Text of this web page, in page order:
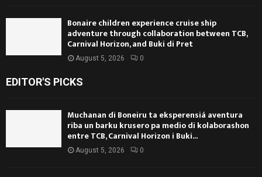
Bonaire children experience cruise ship
adventure through collaboration between TCB,
Carnival Horizon, and Buki di Pret
August 5, 2026 0
EDITOR'S PICKS
Muchanan di Boneiru ta eksperensiá aventura
riba un barku krusero pa medio di kolaborashon
entre TCB, Carnival Horizon i Buki...
August 5, 2026 0